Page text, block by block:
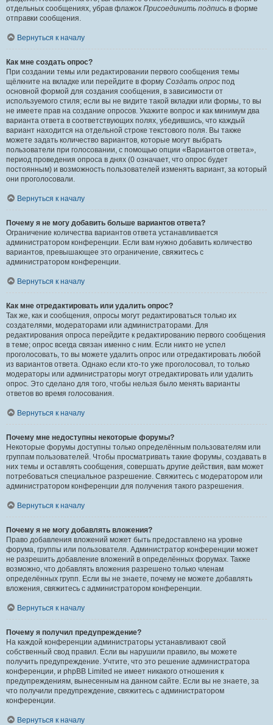
отдельных сообщениях, убрав флажок Присоединить подпись в форме
отправки сообщения.
Вернуться к началу
Как мне создать опрос?
При создании темы или редактировании первого сообщения темы
щёлкните на вкладке или перейдите в форму Создать опрос под
основной формой для создания сообщения, в зависимости от
используемого стиля; если вы не видите такой вкладки или формы, то вы
не имеете прав на создание опросов. Укажите вопрос и как минимум два
варианта ответа в соответствующих полях, убедившись, что каждый
вариант находится на отдельной строке текстового поля. Вы также
можете задать количество вариантов, которые могут выбрать
пользователи при голосовании, с помощью опции «Вариантов ответа»,
период проведения опроса в днях (0 означает, что опрос будет
постоянным) и возможность пользователей изменять вариант, за который
они проголосовали.
Вернуться к началу
Почему я не могу добавить больше вариантов ответа?
Ограничение количества вариантов ответа устанавливается
администратором конференции. Если вам нужно добавить количество
вариантов, превышающее это ограничение, свяжитесь с
администратором конференции.
Вернуться к началу
Как мне отредактировать или удалить опрос?
Так же, как и сообщения, опросы могут редактироваться только их
создателями, модераторами или администраторами. Для
редактирования опроса перейдите к редактированию первого сообщения
в теме; опрос всегда связан именно с ним. Если никто не успел
проголосовать, то вы можете удалить опрос или отредактировать любой
из вариантов ответа. Однако если кто-то уже проголосовал, то только
модераторы или администраторы могут отредактировать или удалить
опрос. Это сделано для того, чтобы нельзя было менять варианты
ответов во время голосования.
Вернуться к началу
Почему мне недоступны некоторые форумы?
Некоторые форумы доступны только определённым пользователям или
группам пользователей. Чтобы просматривать такие форумы, создавать в
них темы и оставлять сообщения, совершать другие действия, вам может
потребоваться специальное разрешение. Свяжитесь с модератором или
администратором конференции для получения такого разрешения.
Вернуться к началу
Почему я не могу добавлять вложения?
Право добавления вложений может быть предоставлено на уровне
форума, группы или пользователя. Администратор конференции может
не разрешить добавление вложений в определённых форумах. Также
возможно, что добавлять вложения разрешено только членам
определённых групп. Если вы не знаете, почему не можете добавлять
вложения, свяжитесь с администратором конференции.
Вернуться к началу
Почему я получил предупреждение?
На каждой конференции администраторы устанавливают свой
собственный свод правил. Если вы нарушили правило, вы можете
получить предупреждение. Учтите, что это решение администратора
конференции, и phpBB Limited не имеет никакого отношения к
предупреждениям, вынесенным на данном сайте. Если вы не знаете, за
что получили предупреждение, свяжитесь с администратором
конференции.
Вернуться к началу